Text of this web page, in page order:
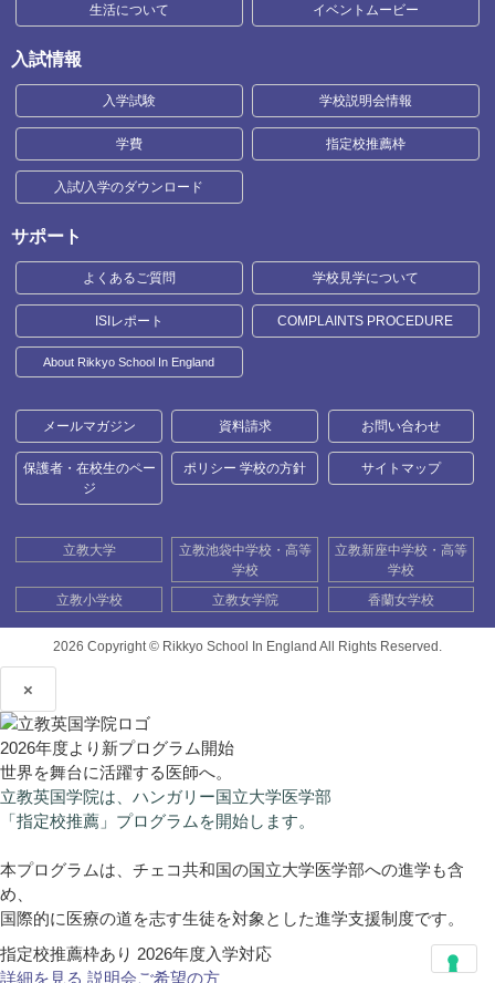
生活について イベントムービー
入試情報
入学試験 学校説明会情報
学費 指定校推薦枠
入試/入学のダウンロード
サポート
よくあるご質問 学校見学について
ISIレポート COMPLAINTS PROCEDURE
About Rikkyo School In England
メールマガジン 資料請求 お問い合わせ
保護者・在校生のペー
ジ
ポリシー 学校の方針 サイトマップ
立教大学
立教池袋中学校・高等
学校
立教新座中学校・高等
学校
立教小学校
立教女学院 香蘭女学校
2026 Copyright © Rikkyo School In England All Rights Reserved.
×
2026年度より新プログラム開始
世界を舞台に活躍する医師へ。
立教英国学院は、ハンガリー国立大学医学部
「指定校推薦」プログラムを開始します。
本プログラムは、チェコ共和国の国立大学医学部への進学も含
め、
国際的に医療の道を志す生徒を対象とした進学支援制度です。
指定校推薦枠あり 2026年度入学対応
詳細を見る 説明会ご希望の方